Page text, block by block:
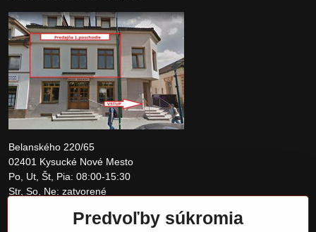
Belanského 220/65
02401 Kysucké Nové Mesto
Po, Ut, Št, Pia: 08:00-15:30
Str, So, Ne: zatvorené
Predvoľby súkromia